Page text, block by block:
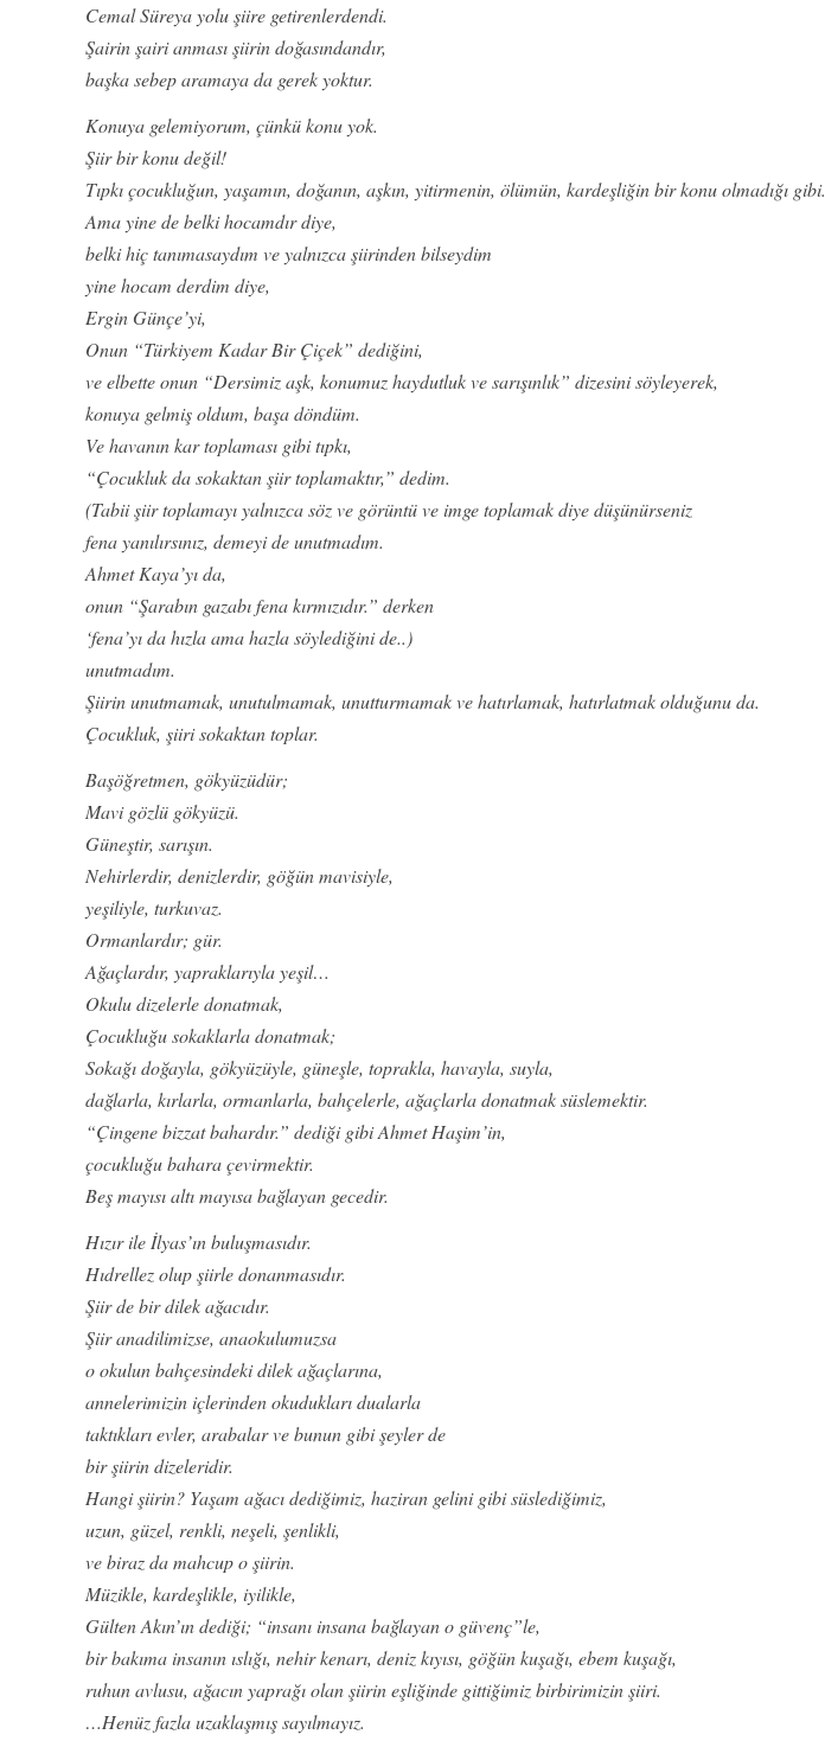
Cemal Süreya yolu şiire getirenlerdendi.
Şairin şairi anması şiirin doğasındandır,
başka sebep aramaya da gerek yoktur.
Konuya gelemiyorum, çünkü konu yok.
Şiir bir konu değil!
Tıpkı çocukluğun, yaşamın, doğanın, aşkın, yitirmenin, ölümün, kardeşliğin bir konu olmadığı gibi.
Ama yine de belki hocamdır diye,
belki hiç tanımasaydım ve yalnızca şiirinden bilseydim
yine hocam derdim diye,
Ergin Günçe’yi,
Onun “Türkiyem Kadar Bir Çiçek” dediğini,
ve elbette onun “Dersimiz aşk, konumuz haydutluk ve sarışınlık” dizesini söyleyerek,
konuya gelmiş oldum, başa döndüm.
Ve havanın kar toplaması gibi tıpkı,
“Çocukluk da sokaktan şiir toplamaktır,” dedim.
(Tabii şiir toplamayı yalnızca söz ve görüntü ve imge toplamak diye düşünürseniz
fena yanılırsınız, demeyi de unutmadım.
Ahmet Kaya’yı da,
onun “Şarabın gazabı fena kırmızıdır.” derken
‘fena’yı da hızla ama hazla söylediğini de..)
unutmadım.
Şiirin unutmamak, unutulmamak, unutturmamak ve hatırlamak, hatırlatmak olduğunu da.
Çocukluk, şiiri sokaktan toplar.
Başöğretmen, gökyüzüdür;
Mavi gözlü gökyüzü.
Güneştir, sarışın.
Nehirlerdir, denizlerdir, göğün mavisiyle,
yeşiliyle, turkuvaz.
Ormanlardır; gür.
Ağaçlardır, yapraklarıyla yeşil…
Okulu dizelerle donatmak,
Çocukluğu sokaklarla donatmak;
Sokağı doğayla, gökyüzüyle, güneşle, toprakla, havayla, suyla,
dağlarla, kırlarla, ormanlarla, bahçelerle, ağaçlarla donatmak süslemektir.
“Çingene bizzat bahardır.” dediği gibi Ahmet Haşim’in,
çocukluğu bahara çevirmektir.
Beş mayısı altı mayısa bağlayan gecedir.
Hızır ile İlyas’ın buluşmasıdır.
Hıdrellez olup şiirle donanmasıdır.
Şiir de bir dilek ağacıdır.
Şiir anadilimizse, anaokulumuzsa
o okulun bahçesindeki dilek ağaçlarına,
annelerimizin içlerinden okudukları dualarla
taktıkları evler, arabalar ve bunun gibi şeyler de
bir şiirin dizeleridir.
Hangi şiirin? Yaşam ağacı dediğimiz, haziran gelini gibi süslediğimiz,
uzun, güzel, renkli, neşeli, şenlikli,
ve biraz da mahcup o şiirin.
Müzikle, kardeşlikle, iyilikle,
Gülten Akın’ın dediği; “insanı insana bağlayan o güvenç”le,
bir bakıma insanın ıslığı, nehir kenarı, deniz kıyısı, göğün kuşağı, ebem kuşağı,
ruhun avlusu, ağacın yaprağı olan şiirin eşliğinde gittiğimiz birbirimizin şiiri.
…Henüz fazla uzaklaşmış sayılmayız.